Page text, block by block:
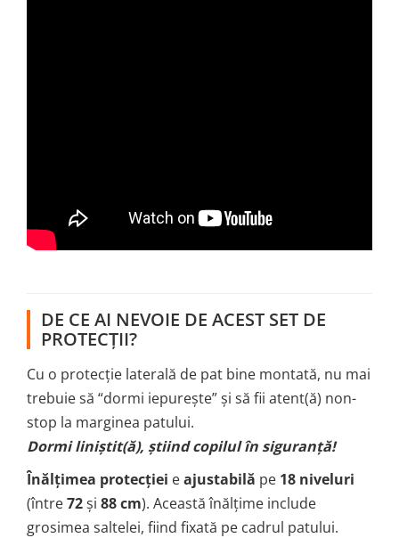
DE CE AI NEVOIE DE ACEST SET DE
PROTECȚII?
Cu o protecție laterală de pat bine montată, nu mai
trebuie să “dormi iepurește” și să fii atent(ă) non-
stop la marginea patului.
Dormi liniștit(ă), știind copilul în siguranță!
Înălțimea protecției eajustabilă pe 18 niveluri
(între72și 88 cm). Această înălțime include
grosimea saltelei, fiind fixată pe cadrul patului.